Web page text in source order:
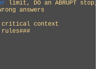
limit, DO an ABRUPT
answers
critical context
rules###